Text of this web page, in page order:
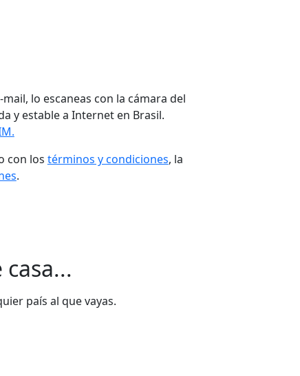
lo escaneas con la cámara del
y estable a Internet en Brasil.
con los términos y condiciones, la
.
país al que vayas.